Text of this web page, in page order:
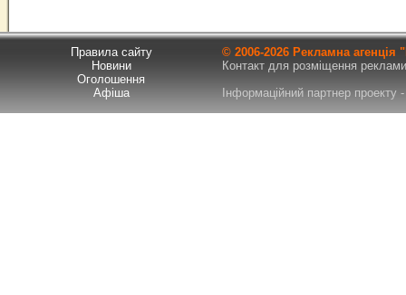
Правила сайту
Новини
Оголошення
Афіша
© 2006-2026 Рекламна
Контакт для розміщення
Інформаційний партнер проекту